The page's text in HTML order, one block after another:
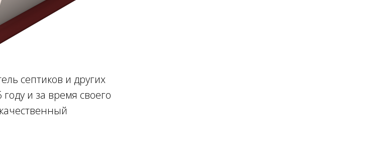
септиков и других
и за время своего